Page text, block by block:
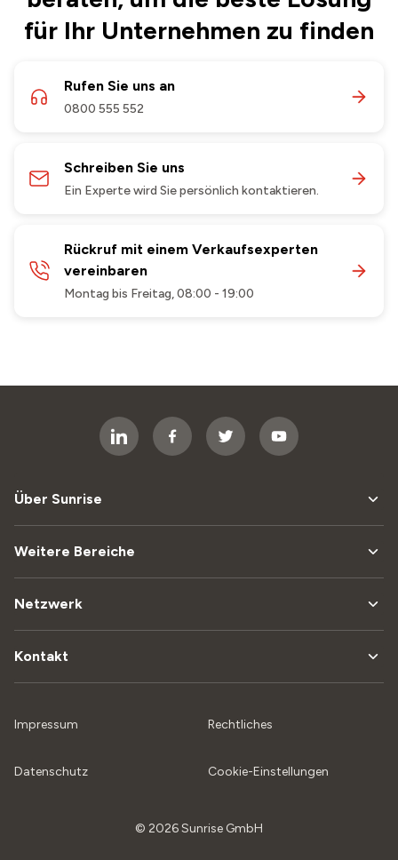
für Ihr Unternehmen zu finden
Rufen Sie uns an
0800 555 552
Schreiben Sie uns
Ein Experte wird Sie persönlich kontaktieren.
Rückruf mit einem Verkaufsexperten
vereinbaren
Montag bis Freitag, 08:00 - 19:00
Über Sunrise
Weitere Bereiche
Netzwerk
Kontakt
© 2026 Sunrise GmbH
Impressum Rechtliches
Datenschutz Cookie-Einstellungen